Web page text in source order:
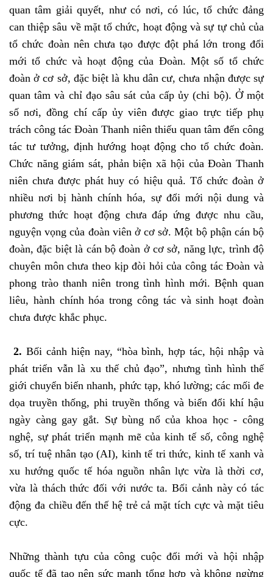
quan tâm giải quyết, như có nơi, có lúc, tổ chức đảng
can thiệp sâu về mặt tổ chức, hoạt động và sự tự chủ của
tổ chức đoàn nên chưa tạo được đột phá lớn trong đổi
mới tổ chức và hoạt động của Đoàn. Một số tổ chức
đoàn ở cơ sở, đặc biệt là khu dân cư, chưa nhận được sự
quan tâm và chỉ đạo sâu sát của cấp ủy (chi bộ). Ở một
số nơi, đồng chí cấp ủy viên được giao trực tiếp phụ
trách công tác Đoàn Thanh niên thiếu quan tâm đến công
tác tư tưởng, định hướng hoạt động cho tổ chức đoàn.
Chức năng giám sát, phản biện xã hội của Đoàn Thanh
niên chưa được phát huy có hiệu quả. Tổ chức đoàn ở
nhiều nơi bị hành chính hóa, sự đổi mới nội dung và
phương thức hoạt động chưa đáp ứng được nhu cầu,
nguyện vọng của đoàn viên ở cơ sở. Một bộ phận cán bộ
đoàn, đặc biệt là cán bộ đoàn ở cơ sở, năng lực, trình độ
chuyên môn chưa theo kịp đòi hỏi của công tác Đoàn và
phong trào thanh niên trong tình hình mới. Bệnh quan
liêu, hành chính hóa trong công tác và sinh hoạt đoàn
chưa được khắc phục.
2. Bối cảnh hiện nay, “hòa bình, hợp tác, hội nhập và
phát triển vẫn là xu thế chủ đạo”, nhưng tình hình thế
giới chuyển biến nhanh, phức tạp, khó lường; các mối đe
dọa truyền thống, phi truyền thống và biến đổi khí hậu
ngày càng gay gắt. Sự bùng nổ của khoa học - công
nghệ, sự phát triển mạnh mẽ của kinh tế số, công nghệ
số, trí tuệ nhân tạo (AI), kinh tế tri thức, kinh tế xanh và
xu hướng quốc tế hóa nguồn nhân lực vừa là thời cơ,
vừa là thách thức đối với nước ta. Bối cảnh này có tác
động đa chiều đến thế hệ trẻ cả mặt tích cực và mặt tiêu
cực.
Những thành tựu của công cuộc đổi mới và hội nhập
quốc tế đã tạo nên sức mạnh tổng hợp và không ngừng